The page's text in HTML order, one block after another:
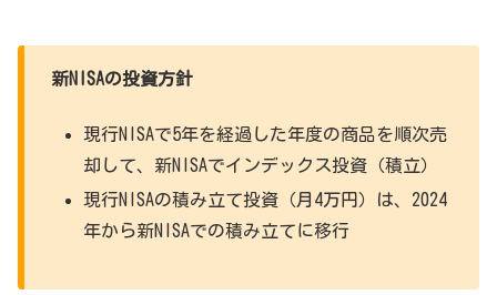
新NISAの投資方針
現行NISAで5年を経過した年度の商品を順次売
却して、新NISAでインデックス投資（積立）
現行NISAの積み立て投資（月4万円）は、2024
年から新NISAでの積み立てに移行